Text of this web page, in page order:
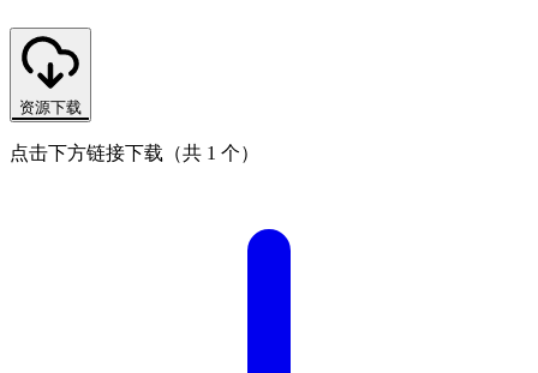
资源下载
点击下方链接下载（共 1 个）